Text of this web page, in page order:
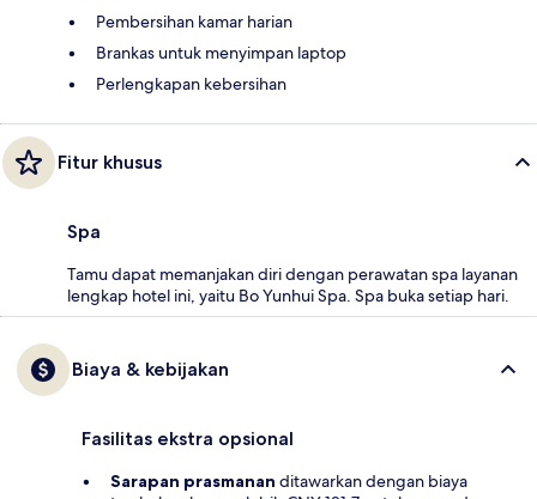
Pembersihan kamar harian
Brankas untuk menyimpan laptop
Perlengkapan kebersihan
Fitur khusus
Spa
Tamu dapat memanjakan diri dengan perawatan spa layanan
lengkap hotel ini, yaitu Bo Yunhui Spa. Spa buka setiap hari.
Biaya & kebijakan
Fasilitas ekstra opsional
Sarapan prasmanan ditawarkan dengan biaya